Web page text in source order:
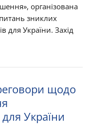
організована
зниклих
для України. Захід
щодо
для України